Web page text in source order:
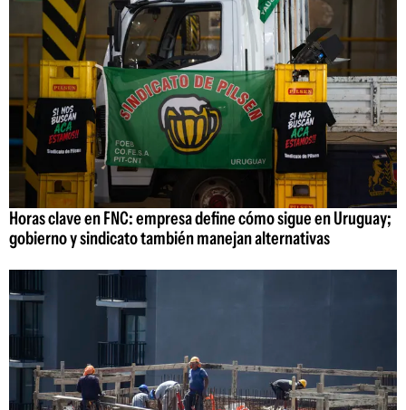
Horas clave en FNC: empresa define cómo sigue en Uruguay;
gobierno y sindicato también manejan alternativas